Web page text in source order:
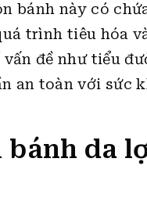
bánh này có
trình tiêu hóa
đề như tiểu
an toàn với sức
bánh da